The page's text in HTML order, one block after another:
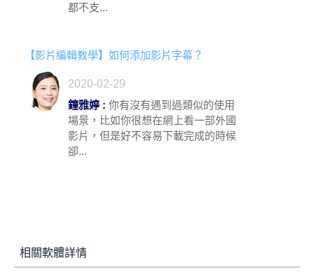
都不支...
【影片編輯教學】如何添加影片字幕？
2020-02-29
鐘雅婷 : 你有沒有遇到過類似的使用
場景，比如你很想在網上看一部外國
影片，但是好不容易下載完成的時候
卻...
相關軟體詳情